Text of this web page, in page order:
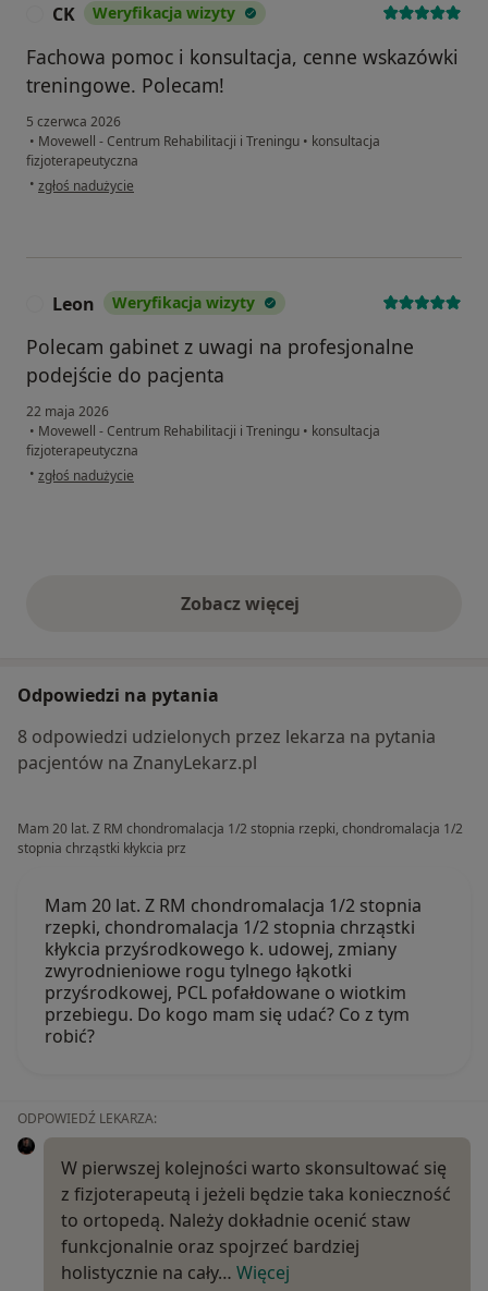
CK Weryfikacja wizyty
Fachowa pomoc i konsultacja, cenne wskazówki
treningowe. Polecam!
5 czerwca 2026
• Movewell - Centrum Rehabilitacji i Treningu • konsultacja
fizjoterapeutyczna
• w opinii użytkownika CK
zgłoś nadużycie
Leon Weryfikacja wizyty
Polecam gabinet z uwagi na profesjonalne
podejście do pacjenta
22 maja 2026
• Movewell - Centrum Rehabilitacji i Treningu • konsultacja
fizjoterapeutyczna
• w opinii użytkownika Leon
zgłoś nadużycie
Zobacz więcejopinie powyżej
Odpowiedzi na pytania
8 odpowiedzi udzielonych przez lekarza na pytania
pacjentów na ZnanyLekarz.pl
Mam 20 lat. Z RM chondromalacja 1/2 stopnia rzepki, chondromalacja 1/2
stopnia chrząstki kłykcia prz
Mam 20 lat. Z RM chondromalacja 1/2 stopnia
rzepki, chondromalacja 1/2 stopnia chrząstki
kłykcia przyśrodkowego k. udowej, zmiany
zwyrodnieniowe rogu tylnego łąkotki
przyśrodkowej, PCL pofałdowane o wiotkim
przebiegu. Do kogo mam się udać? Co z tym
robić?
ODPOWIEDŹ LEKARZA:
W pierwszej kolejności warto skonsultować się
z fizjoterapeutą i jeżeli będzie taka konieczność
to ortopedą. Należy dokładnie ocenić staw
funkcjonalnie oraz spojrzeć bardziej
holistycznie na cały… Więcej